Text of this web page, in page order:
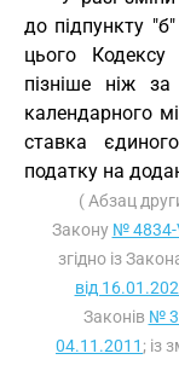
до підпункту
цього Кодексу
пізніше ніж
календарного
ставка
податку на
( Абзац
Закону № 4834-
згідно із
від
Законів №
04.11.2011 ; із